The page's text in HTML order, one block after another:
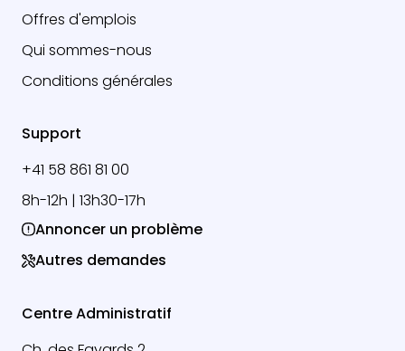
Offres d'emplois
Qui sommes-nous
Conditions générales
Support
+41 58 861 81 00
8h-12h | 13h30-17h
Annoncer un problème
Autres demandes
Centre Administratif